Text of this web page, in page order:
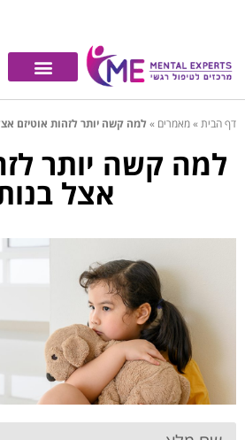
דף הבית»מאמרים » למה קשה יותר לזהות אוטיזם
למה קשה יותר
אצל